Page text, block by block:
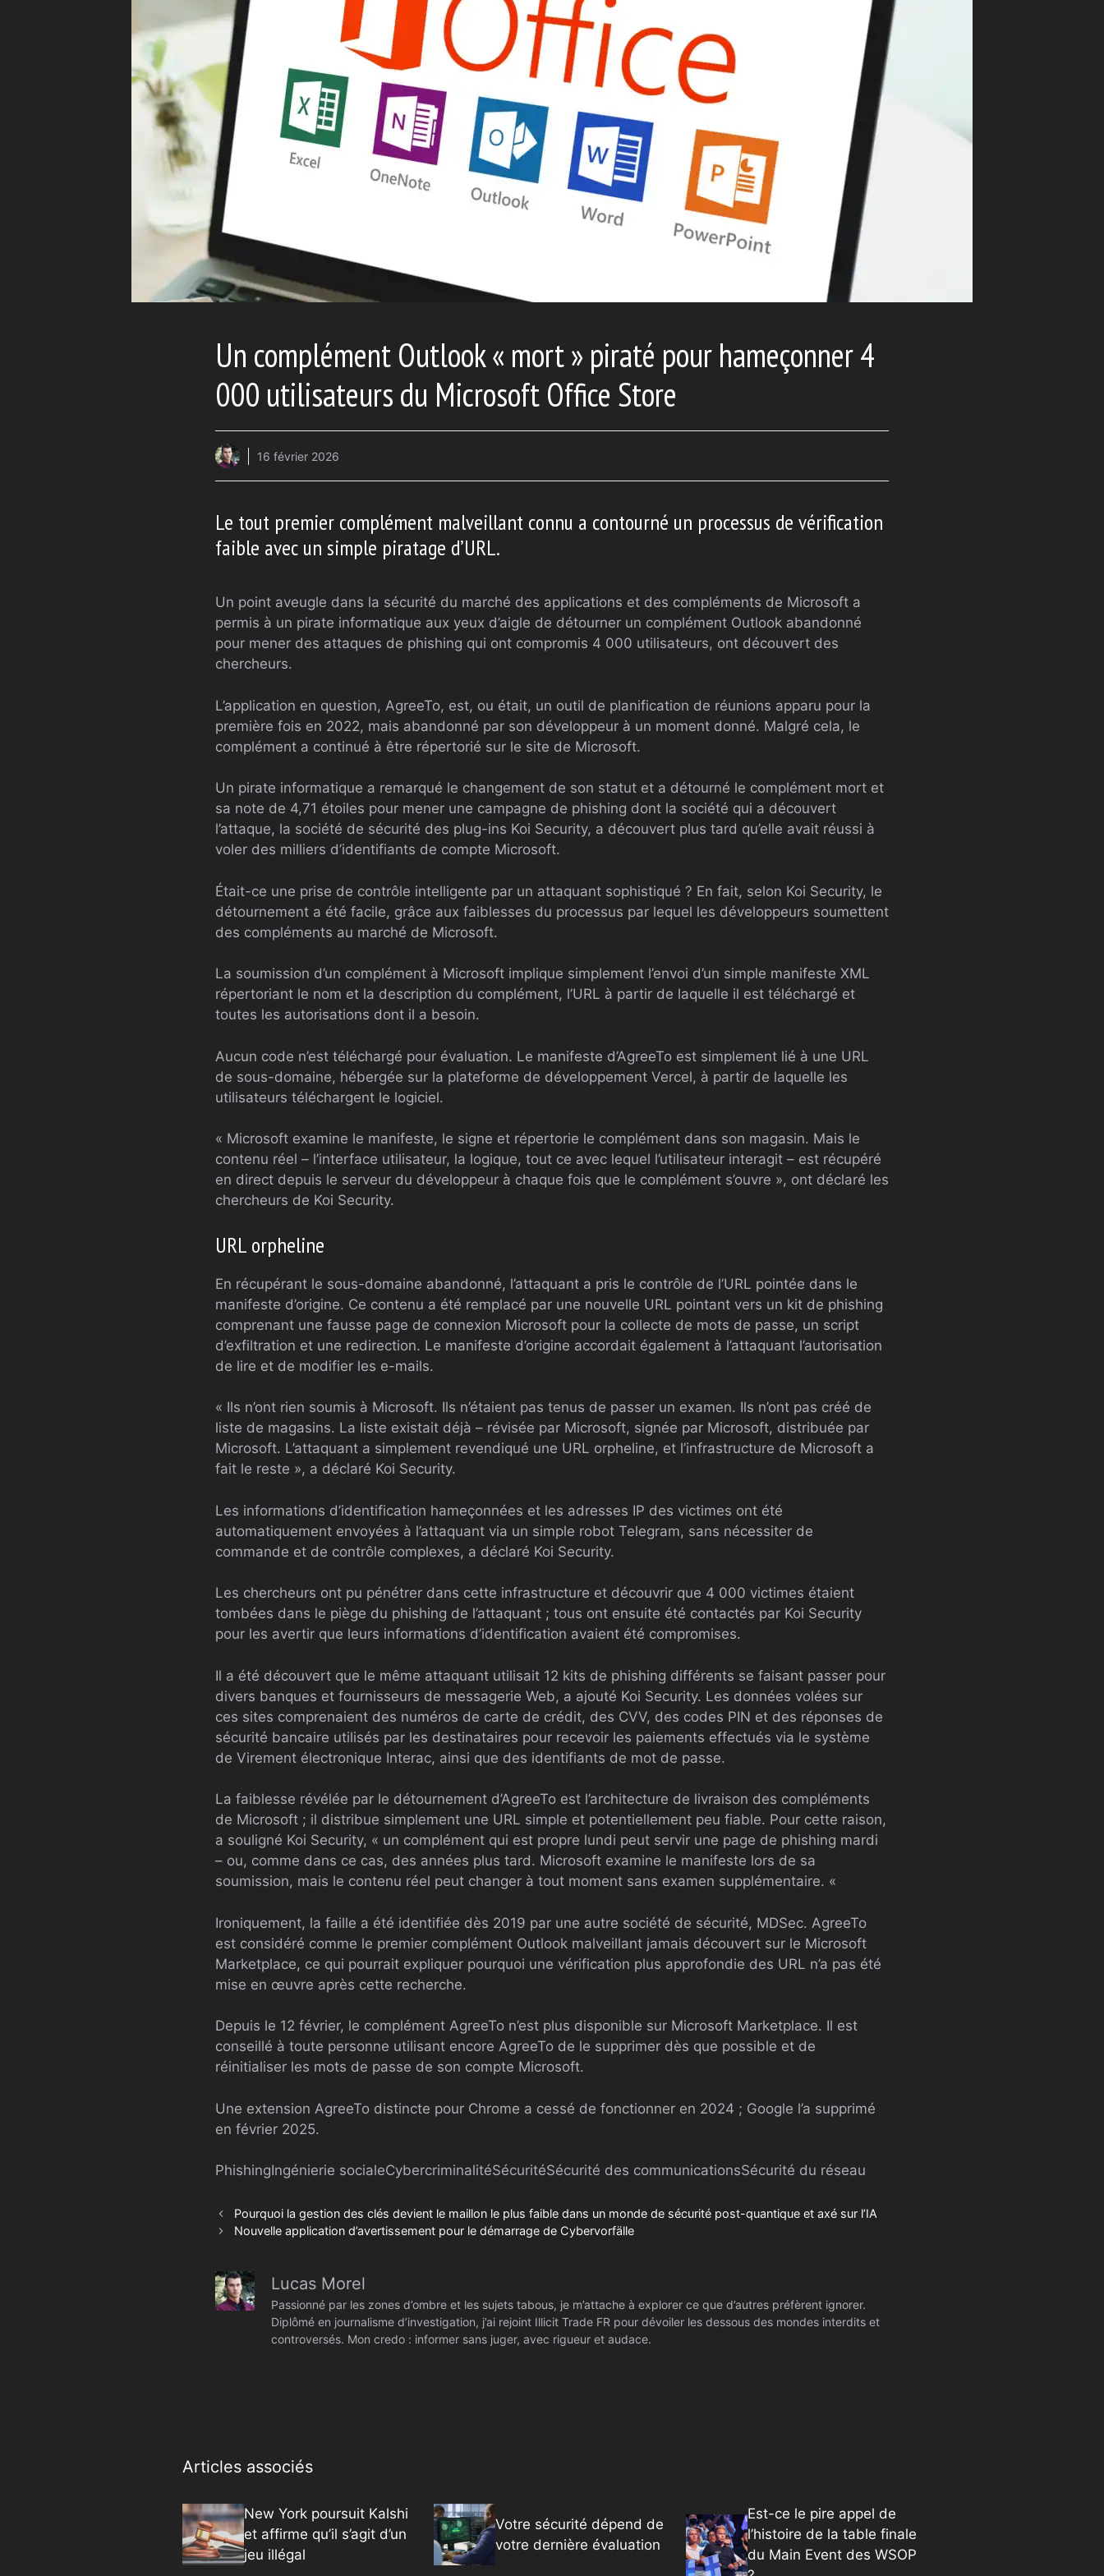
Un complément Outlook « mort » piraté pour hameçonner 4
000 utilisateurs du Microsoft Office Store
16 février 2026
Le tout premier complément malveillant connu a contourné un processus de vérification
faible avec un simple piratage d’URL.
Un point aveugle dans la sécurité du marché des applications et des compléments de Microsoft a
permis à un pirate informatique aux yeux d’aigle de détourner un complément Outlook abandonné
pour mener des attaques de phishing qui ont compromis 4 000 utilisateurs, ont découvert des
chercheurs.
L’application en question, AgreeTo, est, ou était, un outil de planification de réunions apparu pour la
première fois en 2022, mais abandonné par son développeur à un moment donné. Malgré cela, le
complément a continué à être répertorié sur le site de Microsoft.
Un pirate informatique a remarqué le changement de son statut et a détourné le complément mort et
sa note de 4,71 étoiles pour mener une campagne de phishing dont la société qui a découvert
l’attaque, la société de sécurité des plug-ins Koi Security, a découvert plus tard qu’elle avait réussi à
voler des milliers d’identifiants de compte Microsoft.
Était-ce une prise de contrôle intelligente par un attaquant sophistiqué ? En fait, selon Koi Security, le
détournement a été facile, grâce aux faiblesses du processus par lequel les développeurs soumettent
des compléments au marché de Microsoft.
La soumission d’un complément à Microsoft implique simplement l’envoi d’un simple manifeste XML
répertoriant le nom et la description du complément, l’URL à partir de laquelle il est téléchargé et
toutes les autorisations dont il a besoin.
Aucun code n’est téléchargé pour évaluation. Le manifeste d’AgreeTo est simplement lié à une URL
de sous-domaine, hébergée sur la plateforme de développement Vercel, à partir de laquelle les
utilisateurs téléchargent le logiciel.
« Microsoft examine le manifeste, le signe et répertorie le complément dans son magasin. Mais le
contenu réel – l’interface utilisateur, la logique, tout ce avec lequel l’utilisateur interagit – est récupéré
en direct depuis le serveur du développeur à chaque fois que le complément s’ouvre », ont déclaré les
chercheurs de Koi Security.
URL orpheline
En récupérant le sous-domaine abandonné, l’attaquant a pris le contrôle de l’URL pointée dans le
manifeste d’origine. Ce contenu a été remplacé par une nouvelle URL pointant vers un kit de phishing
comprenant une fausse page de connexion Microsoft pour la collecte de mots de passe, un script
d’exfiltration et une redirection. Le manifeste d’origine accordait également à l’attaquant l’autorisation
de lire et de modifier les e-mails.
« Ils n’ont rien soumis à Microsoft. Ils n’étaient pas tenus de passer un examen. Ils n’ont pas créé de
liste de magasins. La liste existait déjà – révisée par Microsoft, signée par Microsoft, distribuée par
Microsoft. L’attaquant a simplement revendiqué une URL orpheline, et l’infrastructure de Microsoft a
fait le reste », a déclaré Koi Security.
Les informations d’identification hameçonnées et les adresses IP des victimes ont été
automatiquement envoyées à l’attaquant via un simple robot Telegram, sans nécessiter de
commande et de contrôle complexes, a déclaré Koi Security.
Les chercheurs ont pu pénétrer dans cette infrastructure et découvrir que 4 000 victimes étaient
tombées dans le piège du phishing de l’attaquant ; tous ont ensuite été contactés par Koi Security
pour les avertir que leurs informations d’identification avaient été compromises.
Il a été découvert que le même attaquant utilisait 12 kits de phishing différents se faisant passer pour
divers banques et fournisseurs de messagerie Web, a ajouté Koi Security. Les données volées sur
ces sites comprenaient des numéros de carte de crédit, des CVV, des codes PIN et des réponses de
sécurité bancaire utilisés par les destinataires pour recevoir les paiements effectués via le système
de Virement électronique Interac, ainsi que des identifiants de mot de passe.
La faiblesse révélée par le détournement d’AgreeTo est l’architecture de livraison des compléments
de Microsoft ; il distribue simplement une URL simple et potentiellement peu fiable. Pour cette raison,
a souligné Koi Security, « un complément qui est propre lundi peut servir une page de phishing mardi
– ou, comme dans ce cas, des années plus tard. Microsoft examine le manifeste lors de sa
soumission, mais le contenu réel peut changer à tout moment sans examen supplémentaire. «
Ironiquement, la faille a été identifiée dès 2019 par une autre société de sécurité, MDSec. AgreeTo
est considéré comme le premier complément Outlook malveillant jamais découvert sur le Microsoft
Marketplace, ce qui pourrait expliquer pourquoi une vérification plus approfondie des URL n’a pas été
mise en œuvre après cette recherche.
Depuis le 12 février, le complément AgreeTo n’est plus disponible sur Microsoft Marketplace. Il est
conseillé à toute personne utilisant encore AgreeTo de le supprimer dès que possible et de
réinitialiser les mots de passe de son compte Microsoft.
Une extension AgreeTo distincte pour Chrome a cessé de fonctionner en 2024 ; Google l’a supprimé
en février 2025.
PhishingIngénierie socialeCybercriminalitéSécuritéSécurité des communicationsSécurité du réseau
Pourquoi la gestion des clés devient le maillon le plus faible dans un monde de sécurité post-quantique et axé sur l’IA
Nouvelle application d’avertissement pour le démarrage de Cybervorfälle
Lucas Morel
Passionné par les zones d’ombre et les sujets tabous, je m’attache à explorer ce que d’autres préfèrent ignorer.
Diplômé en journalisme d’investigation, j’ai rejoint Illicit Trade FR pour dévoiler les dessous des mondes interdits et
controversés. Mon credo : informer sans juger, avec rigueur et audace.
Articles associés
New York poursuit Kalshi
et affirme qu’il s’agit d’un
jeu illégal
Votre sécurité dépend de
votre dernière évaluation
Est-ce le pire appel de
l’histoire de la table finale
du Main Event des WSOP